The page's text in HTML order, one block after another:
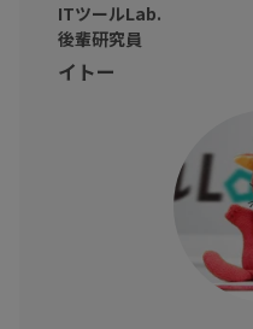
か」を、現場目線でわかりや
※動画内のデータや所属・肩
ITツールLab.
後輩研究員
イトー